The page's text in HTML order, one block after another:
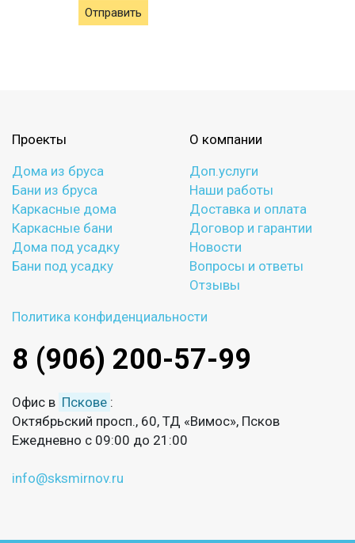
Отправить
Проекты
Дома из бруса
Бани из бруса
Каркасные дома
Каркасные бани
Дома под усадку
Бани под усадку
О компании
Доп.услуги
Наши работы
Доставка и оплата
Договор и гарантии
Новости
Вопросы и ответы
Отзывы
Политика конфиденциальности
8 (906) 200-57-99
Офис в Пскове :
Октябрьский просп., 60, ТД «Вимос», Псков
Ежедневно с 09:00 до 21:00
info@sksmirnov.ru